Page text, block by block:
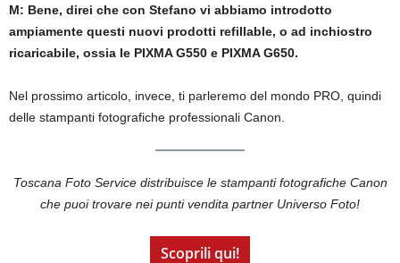
M: Bene, direi che con Stefano vi abbiamo introdotto
ampiamente questi nuovi prodotti refillable, o ad inchiostro
ricaricabile, ossia le PIXMA G550 e PIXMA G650.
Nel prossimo articolo, invece, ti parleremo del mondo PRO, quindi
delle stampanti fotografiche professionali Canon.
Toscana Foto Service distribuisce le stampanti fotografiche Canon
che puoi trovare nei punti vendita partner Universo Foto!
Scoprili qui!